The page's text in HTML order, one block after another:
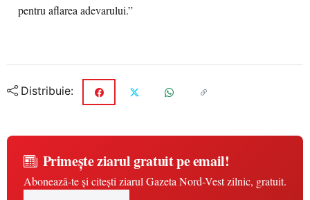
pentru aflarea adevarului.”
Distribuie:
Primește ziarul gratuit pe email!
Abonează-te și citești ziarul Gazeta Nord-Vest zilnic, gratuit.